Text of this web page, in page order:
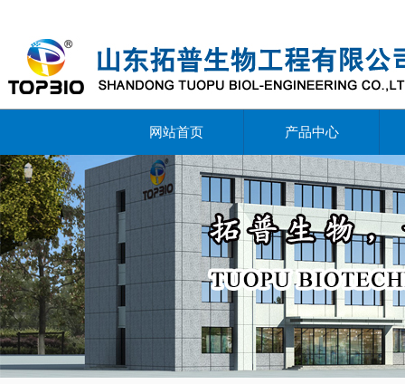
网站首页 产品中心